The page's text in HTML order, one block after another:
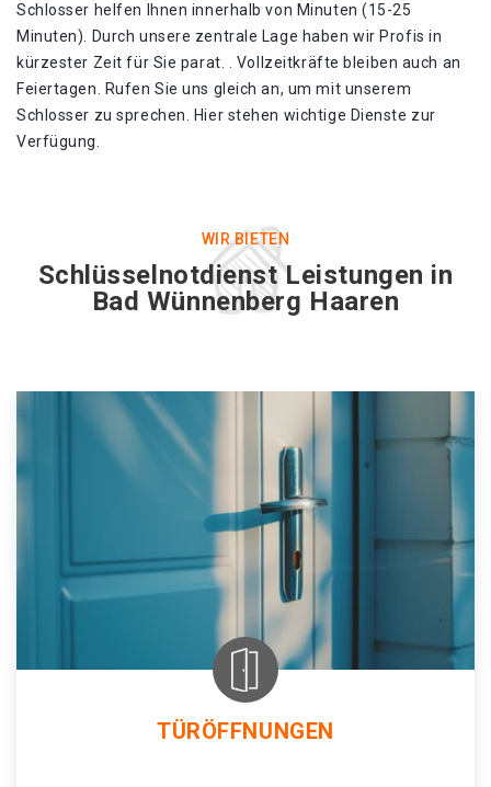
Schlosser helfen Ihnen innerhalb von Minuten (15-25
Minuten). Durch unsere zentrale Lage haben wir Profis in
kürzester Zeit für Sie parat. . Vollzeitkräfte bleiben auch an
Feiertagen. Rufen Sie uns gleich an, um mit unserem
Schlosser zu sprechen. Hier stehen wichtige Dienste zur
Verfügung.
WIR BIETEN
Schlüsselnotdienst Leistungen in
Bad Wünnenberg Haaren
TÜRÖFFNUNGEN